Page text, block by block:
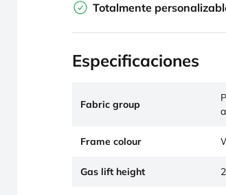
Totalmente
Especificaciones
Fabric group
Frame colour
Gas lift height